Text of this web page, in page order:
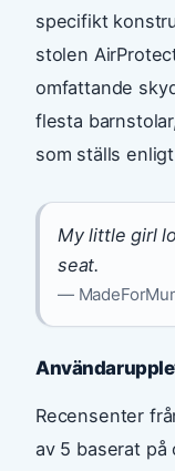
specifikt
stolen
omfattande
flesta
som ställs
My little girl
seat.
—
Recensenter
av 5 baserat